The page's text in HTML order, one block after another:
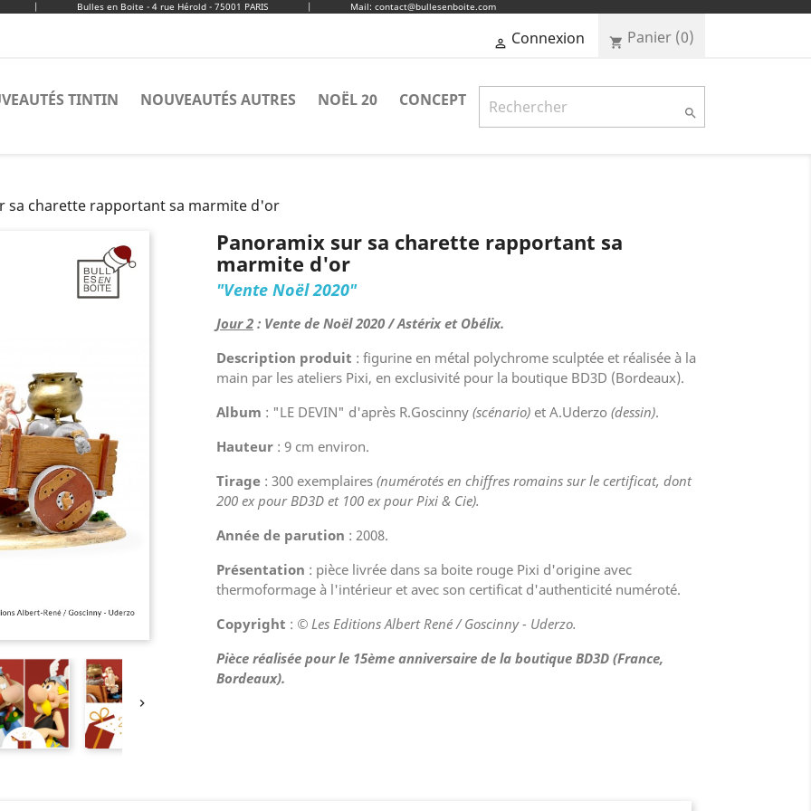
| Bulles en Boite - 4 rue Hérold - 75001 PARIS | Mail: contact@bullesenboite.com
 Connexion shopping_cart Panier (0)
TINTIN NOUVEAUTÉS AUTRES NOËL 20 CONCEPT

sa charette rapportant sa marmite d'or

Panoramix sur sa charette rapportant sa
marmite d'or
"Vente Noël 2020"
Jour 2 : Vente de Noël 2020 / Astérix et Obélix.
Description produit : figurine en métal polychrome sculptée et réalisée à la
main par les ateliers Pixi, en exclusivité pour la boutique BD3D (Bordeaux).
Album : "LE DEVIN" d'après R.Goscinny (scénario) et A.Uderzo (dessin).
Hauteur : 9 cm environ.
Tirage : 300 exemplaires (numérotés en chiffres romains sur le certificat, dont
200 ex pour BD3D et 100 ex pour Pixi & Cie).
Année de parution : 2008.
Présentation : pièce livrée dans sa boite rouge Pixi d'origine avec
thermoformage à l'intérieur et avec son certificat d'authenticité numéroté.
Copyright : © Les Editions Albert René / Goscinny - Uderzo.
Pièce réalisée pour le 15ème anniversaire de la boutique BD3D (France,
Bordeaux).